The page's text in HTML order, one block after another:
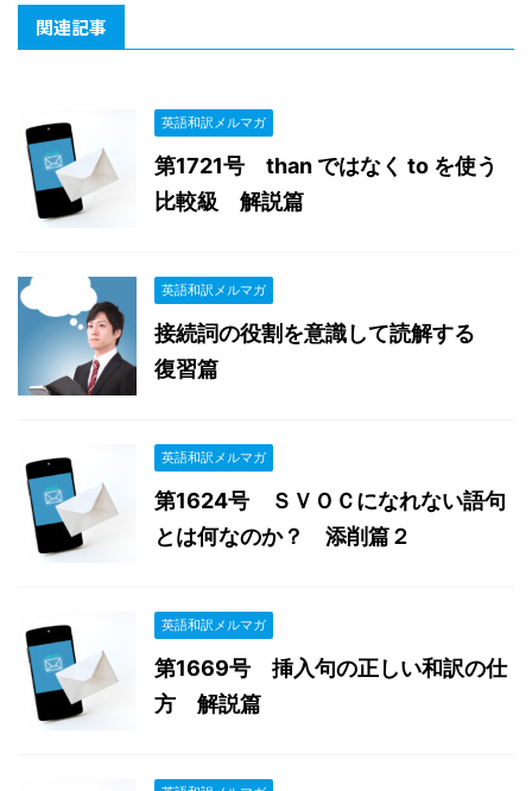
関連記事
英語和訳メルマガ
第1721号 than ではなく to を使う
比較級 解説篇
英語和訳メルマガ
接続詞の役割を意識して読解する
復習篇
英語和訳メルマガ
第1624号 ＳＶＯＣになれない語句
とは何なのか？ 添削篇２
英語和訳メルマガ
第1669号 挿入句の正しい和訳の仕
方 解説篇